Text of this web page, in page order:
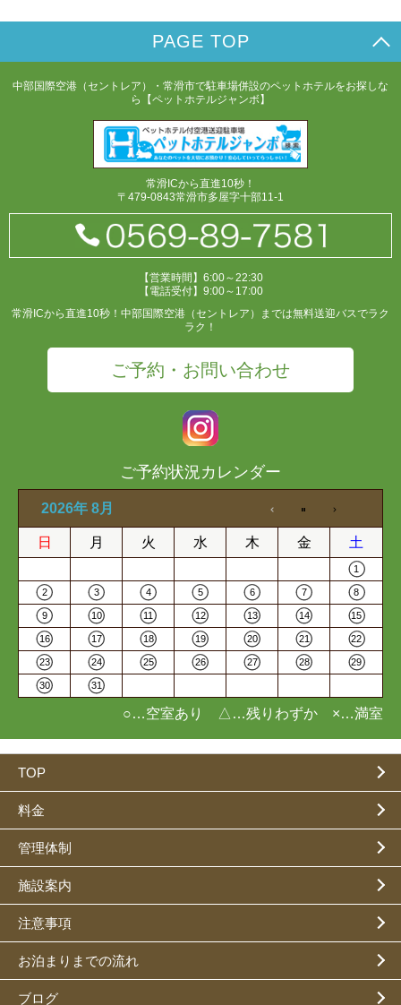
PAGE TOP
中部国際空港（セントレア）・常滑市で駐車場併設のペットホテルをお探しな
ら【ペットホテルジャンボ】
常滑ICから直進10秒！
〒479-0843常滑市多屋字十部11-1
【営業時間】6:00～22:30
【電話受付】9:00～17:00
常滑ICから直進10秒！中部国際空港（セントレア）までは無料送迎バスでラク
ラク！
ご予約・お問い合わせ
ご予約状況カレンダー
2026年 8月
日 月 火 水 木 金 土
1
2 3 4 5 6 7 8
9 10 11 12 13 14 15
16 17 18 19 20 21 22
23 24 25 26 27 28 29
30 31
○…空室あり △…残りわずか ×…満室
TOP
料金
管理体制
施設案内
注意事項
お泊まりまでの流れ
ブログ